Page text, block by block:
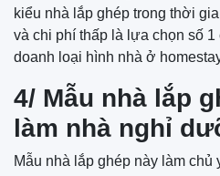
kiểu nhà lắp ghép trong thời
và chi phí thấp là lựa chọn số
doanh loại hình nhà ở
4/ Mẫu nhà lắp
làm nhà nghỉ
Mẫu nhà lắp ghép này làm